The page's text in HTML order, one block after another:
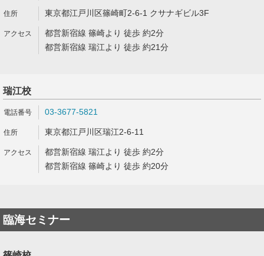
東京都江戸川区篠崎町2-6-1 クサナギビル3F
都営新宿線 篠崎より 徒歩 約2分
都営新宿線 瑞江より 徒歩 約21分
瑞江校
03-3677-5821
東京都江戸川区瑞江2-6-11
都営新宿線 瑞江より 徒歩 約2分
都営新宿線 篠崎より 徒歩 約20分
臨海セミナー